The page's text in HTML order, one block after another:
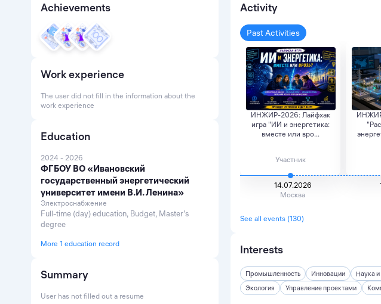
Achievements
Work experience
The user did not fill in the information about the
work experience
Education
2024 - 2026
ФГБОУ ВО «Ивановский
государственный энергетический
университет имени В.И. Ленина»
Электроснабжение
Full-time (day) education, Budget, Master's
degree
More 1 education record
Summary
User has not filled out a resume
Activity
Past Activities
ИНЖИР-2026: Лайфхак
игра "ИИ и энергетика:
вместе или вро...
Участник
14.07.2026
Москва
See all events (130)
Interests
Промышленность Инновации Наука
Экология
Управление проектами